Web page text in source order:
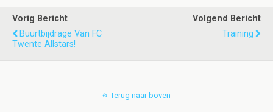
Vorig Bericht
Buurtbijdrage Van FC
Twente Allstars!
Volgend Bericht
Training
Terug naar boven